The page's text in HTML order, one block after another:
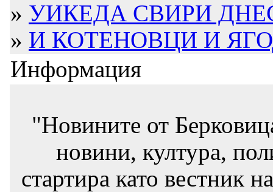
» УИКЕДА СВИРИ
» И КОТЕНОВЦИ И
Информация
"Новините от
новини, култура,
стартира като вестник